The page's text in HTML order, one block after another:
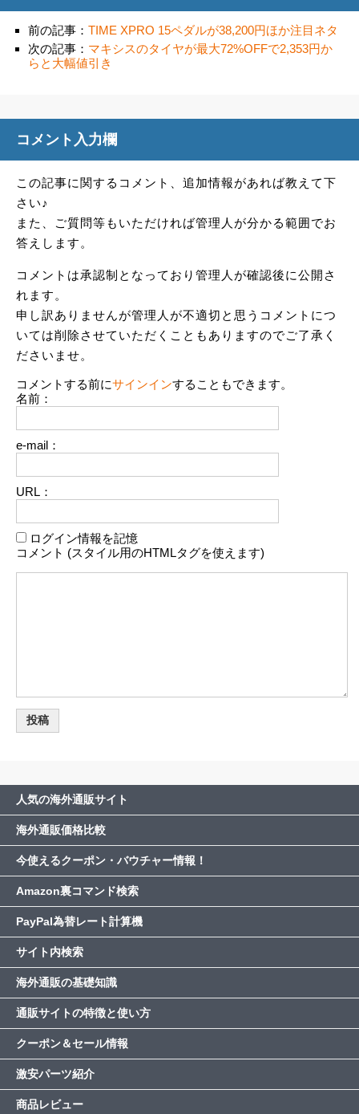
前の記事： TIME XPRO 15ペダルが38,200円ほか注目ネタ
次の記事： マキシスのタイヤが最大72%OFFで2,353円か
らと大幅値引き
コメント入力欄
この記事に関するコメント、追加情報があれば教えて下
さい♪
また、ご質問等もいただければ管理人が分かる範囲でお
答えします。
コメントは承認制となっており管理人が確認後に公開さ
れます。
申し訳ありませんが管理人が不適切と思うコメントにつ
いては削除させていただくこともありますのでご了承く
ださいませ。
コメントする前にサインインすることもできます。
名前：
e-mail：
URL：
ログイン情報を記憶
コメント (スタイル用のHTMLタグを使えます)
人気の海外通販サイト
海外通販価格比較
今使えるクーポン・バウチャー情報！
Amazon裏コマンド検索
PayPal為替レート計算機
サイト内検索
海外通販の基礎知識
通販サイトの特徴と使い方
クーポン＆セール情報
激安パーツ紹介
商品レビュー